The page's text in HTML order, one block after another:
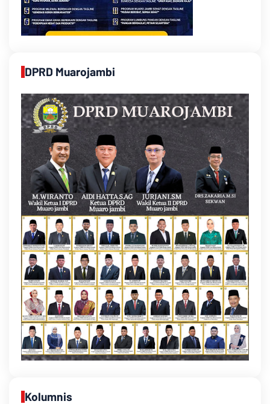
DPRD Muarojambi
Kolumnis